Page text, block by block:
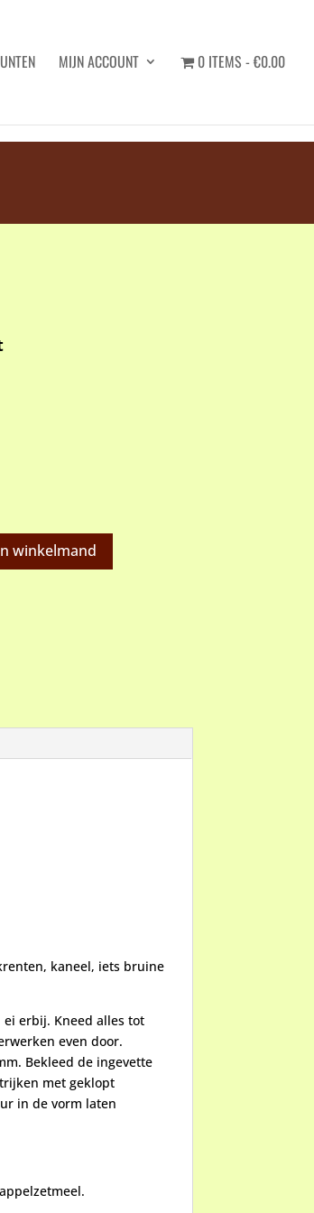
MIJN ACCOUNT 0 ITEMS €0.00
winkelmand
kaneel, iets bruine
erbij. Kneed alles tot
even door.
Bekleed de ingevette
met geklopt
in de vorm laten